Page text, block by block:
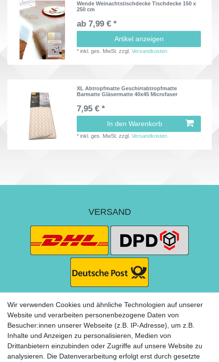
Wende Weinachtstischdecke Tischdecke 150 x
250 cm
ab 7,99 € *
Artikel anzeigen
*inkl. ges. MwSt. zzgl.Versandkosten
XL Abtropfmatte Geschirrabtropfmatte
Barmatte Gläsermatte 40x45 Microfaser
7,95 € *
In den Warenkorb
*inkl. ges. MwSt. zzgl.Versandkosten
VERSAND
ZAHLUNG
Wir verwenden Cookies und ähnliche Technologien auf unserer
Website und verarbeiten personenbezogene Daten von
Besucher:innen unserer Webseite (z.B. IP-Adresse), um z.B.
Inhalte und Anzeigen zu personalisieren, Medien von
Drittanbietern einzubinden oder Zugriffe auf unsere Website zu
analysieren. Die Datenverarbeitung erfolgt erst durch gesetzte